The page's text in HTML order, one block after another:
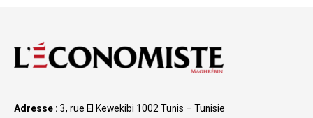
Adresse : 3, rue El Kewekibi 1002 Tunis – Tunisie